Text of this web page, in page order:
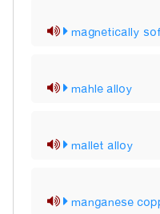
magnetically
mahle alloy
mallet alloy
manganese